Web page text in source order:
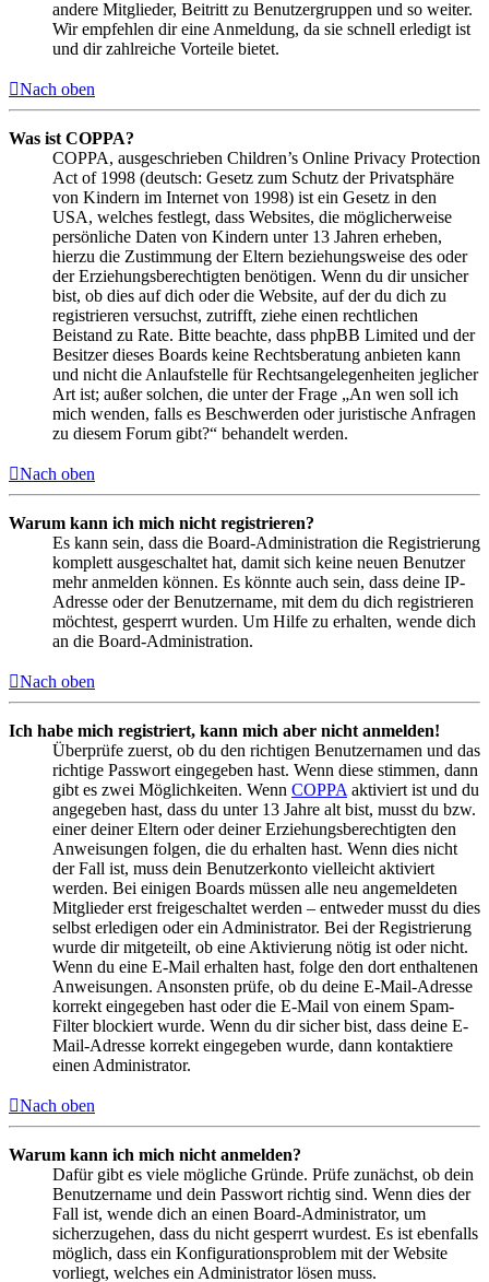
andere Mitglieder, Beitritt zu Benutzergruppen und so weiter.
Wir empfehlen dir eine Anmeldung, da sie schnell erledigt ist
und dir zahlreiche Vorteile bietet.
Nach oben
Was ist COPPA?
COPPA, ausgeschrieben Children’s Online Privacy Protection
Act of 1998 (deutsch: Gesetz zum Schutz der Privatsphäre
von Kindern im Internet von 1998) ist ein Gesetz in den
USA, welches festlegt, dass Websites, die möglicherweise
persönliche Daten von Kindern unter 13 Jahren erheben,
hierzu die Zustimmung der Eltern beziehungsweise des oder
der Erziehungsberechtigten benötigen. Wenn du dir unsicher
bist, ob dies auf dich oder die Website, auf der du dich zu
registrieren versuchst, zutrifft, ziehe einen rechtlichen
Beistand zu Rate. Bitte beachte, dass phpBB Limited und der
Besitzer dieses Boards keine Rechtsberatung anbieten kann
und nicht die Anlaufstelle für Rechtsangelegenheiten jeglicher
Art ist; außer solchen, die unter der Frage „An wen soll ich
mich wenden, falls es Beschwerden oder juristische Anfragen
zu diesem Forum gibt?“ behandelt werden.
Nach oben
Warum kann ich mich nicht registrieren?
Es kann sein, dass die Board-Administration die Registrierung
komplett ausgeschaltet hat, damit sich keine neuen Benutzer
mehr anmelden können. Es könnte auch sein, dass deine IP-
Adresse oder der Benutzername, mit dem du dich registrieren
möchtest, gesperrt wurden. Um Hilfe zu erhalten, wende dich
an die Board-Administration.
Nach oben
Ich habe mich registriert, kann mich aber nicht anmelden!
Überprüfe zuerst, ob du den richtigen Benutzernamen und das
richtige Passwort eingegeben hast. Wenn diese stimmen, dann
gibt es zwei Möglichkeiten. Wenn COPPA aktiviert ist und du
angegeben hast, dass du unter 13 Jahre alt bist, musst du bzw.
einer deiner Eltern oder deiner Erziehungsberechtigten den
Anweisungen folgen, die du erhalten hast. Wenn dies nicht
der Fall ist, muss dein Benutzerkonto vielleicht aktiviert
werden. Bei einigen Boards müssen alle neu angemeldeten
Mitglieder erst freigeschaltet werden – entweder musst du dies
selbst erledigen oder ein Administrator. Bei der Registrierung
wurde dir mitgeteilt, ob eine Aktivierung nötig ist oder nicht.
Wenn du eine E-Mail erhalten hast, folge den dort enthaltenen
Anweisungen. Ansonsten prüfe, ob du deine E-Mail-Adresse
korrekt eingegeben hast oder die E-Mail von einem Spam-
Filter blockiert wurde. Wenn du dir sicher bist, dass deine E-
Mail-Adresse korrekt eingegeben wurde, dann kontaktiere
einen Administrator.
Nach oben
Warum kann ich mich nicht anmelden?
Dafür gibt es viele mögliche Gründe. Prüfe zunächst, ob dein
Benutzername und dein Passwort richtig sind. Wenn dies der
Fall ist, wende dich an einen Board-Administrator, um
sicherzugehen, dass du nicht gesperrt wurdest. Es ist ebenfalls
möglich, dass ein Konfigurationsproblem mit der Website
vorliegt, welches ein Administrator lösen muss.